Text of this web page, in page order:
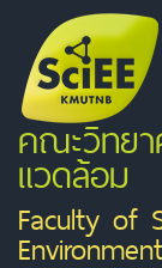
คณะวิทย
แวดล้อม
Faculty of
Environment